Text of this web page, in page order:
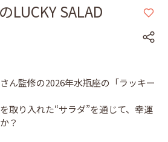
LUCKY SALAD
ん監修の2026年水瓶座の「ラッキー
取り入れた“サラダ”を通じて、幸運
？